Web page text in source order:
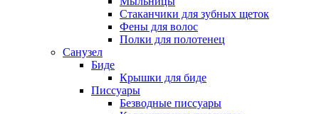
Стаканчики для зубных щеток
Фены для волос
Полки для полотенец
Санузел
Биде
Крышки для биде
Писсуары
Безводные писсуары